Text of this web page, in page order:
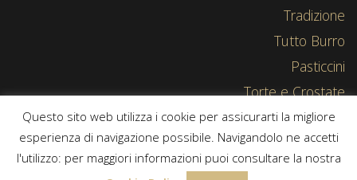
Tradizione
Tutto Burro
Pasticcini
Torte e Crostate
Copyright © 2015-2019 Bisco-cceria | Powered byIS - Soluzioni
Questo sito web utilizza i cookie per assicurarti la migliore
esperienza di navigazione possibile. Navigandolo ne accetti
l'utilizzo: per maggiori informazioni puoi consultare la nostra